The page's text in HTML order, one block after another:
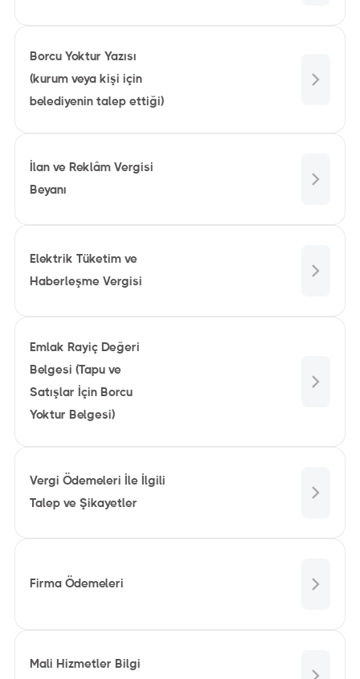
Borcu Yoktur Yazısı
(kurum veya kişi için
belediyenin talep ettiği)
İlan ve Reklâm Vergisi
Beyanı
Elektrik Tüketim ve
Haberleşme Vergisi
Emlak Rayiç Değeri
Belgesi (Tapu ve
Satışlar İçin Borcu
Yoktur Belgesi)
Vergi Ödemeleri İle İlgili
Talep ve Şikayetler
Firma Ödemeleri
Mali Hizmetler Bilgi